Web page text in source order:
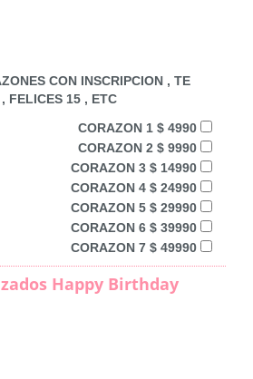
CON INSCRIPCION , TE
FELICES 15 , ETC
CORAZON 1 $ 4990
CORAZON 2 $ 9990
CORAZON 3 $ 14990
CORAZON 4 $ 24990
CORAZON 5 $ 29990
CORAZON 6 $ 39990
CORAZON 7 $ 49990
Happy Birthday